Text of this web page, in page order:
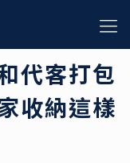
代客打包
收納這樣